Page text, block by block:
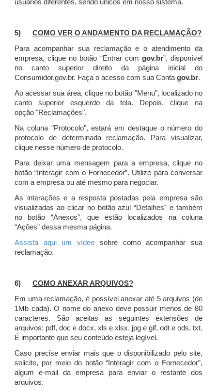
usuários diferentes, sendo únicos em nosso sistema.
5) COMO VER O ANDAMENTO DA RECLAMAÇÃO?
Para acompanhar sua reclamação e o atendimento da
empresa, clique no botão “Entrar com gov.br”, disponível
no canto superior direito da página inicial do
Consumidor.gov.br. Faça o acesso com sua Contagov.br.
Ao acessar sua área, clique no botão "Menu", localizado no
canto superior esquerdo da tela. Depois, clique na
opção "Reclamações".
Na coluna "Protocolo", estará em destaque o número do
protocolo de determinada reclamação. Para visualizar,
clique nesse número de protocolo.
Para deixar uma mensagem para a empresa, clique no
botão “Interagir com o Fornecedor”. Utilize para conversar
com a empresa ou até mesmo para negociar.
As interações e a resposta postadas pela empresa são
visualizadas ao clicar no botão azul “Detalhes” e também
no botão “Anexos”, que estão localizados na coluna
“Ações” dessa mesma página.
Assista aqui um vídeo sobre como acompanhar sua
reclamação.
6) COMO ANEXAR ARQUIVOS?
Em uma reclamação, é possível anexar até 5 arquivos (de
1Mb cada). O nome do anexo deve possuir menos de 80
caracteres. São aceitas as seguintes extensões de
arquivos: pdf, doc e docx, xls e xlsx, jpg e gif, odt e ods, txt.
É importante que seu conteúdo esteja legível.
Caso precise enviar mais que o disponibilizado pelo site,
solicite, por meio do botão “Interagir com o Fornecedor”,
algum e-mail da empresa para enviar o restante dos
arquivos.